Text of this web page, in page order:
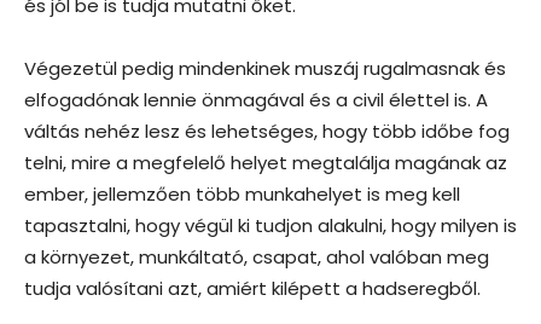
és jól be is tudja mutatni őket.
Végezetül pedig mindenkinek muszáj rugalmasnak és
elfogadónak lennie önmagával és a civil élettel is. A
váltás nehéz lesz és lehetséges, hogy több időbe fog
telni, mire a megfelelő helyet megtalálja magának az
ember, jellemzően több munkahelyet is meg kell
tapasztalni, hogy végül ki tudjon alakulni, hogy milyen is
a környezet, munkáltató, csapat, ahol valóban meg
tudja valósítani azt, amiért kilépett a hadseregből.